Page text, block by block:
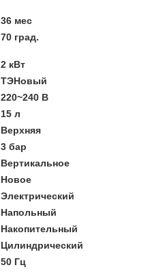
36 мес
70 град.
2 кВт
ТЭНовый
220~240 В
15 л
Верхняя
3 бар
Вертикальное
Новое
Электрический
Напольный
Накопительный
Цилиндрический
50 Гц